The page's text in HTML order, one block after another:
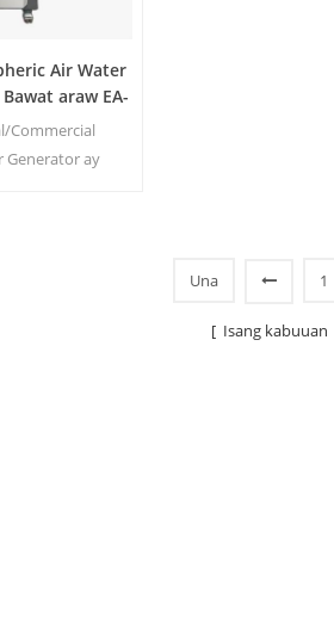
Air Water
araw EA-
Commercial
Generator ay
Una 1
[ Isang kabuuan